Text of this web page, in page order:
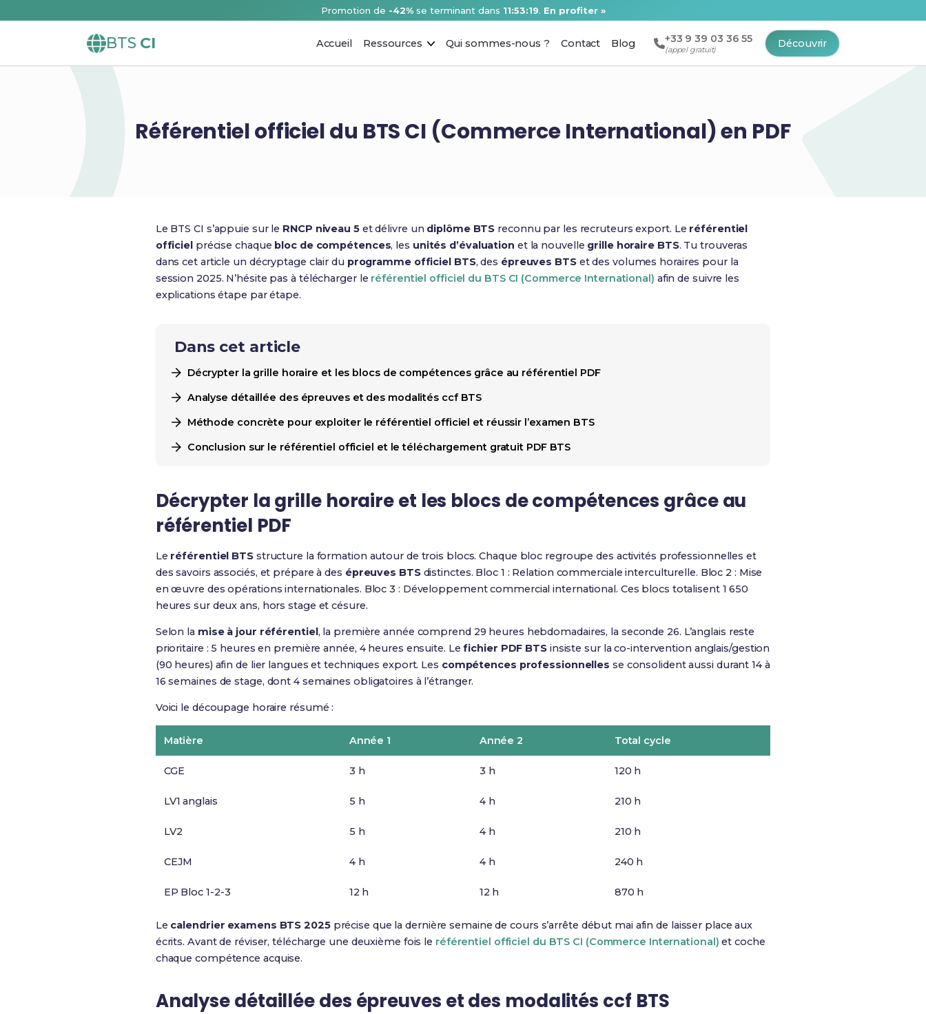
Promotion de -42%se terminant dans 11:53:18. En profiter »
BTS CI Accueil Ressources Qui sommes-nous ? Contact Blog +33 9 39 03 36 55
(appel gratuit)
Découvrir
Référentiel officiel du BTS CI (Commerce International) en PDF
Le BTS CI s’appuie sur le RNCP niveau 5et délivre un diplôme BTS reconnu par les recruteurs export. Le référentiel
officielprécise chaque bloc de compétences, les unités d’évaluation et la nouvelle grille horaire BTS. Tu trouveras
dans cet article un décryptage clair du programme officiel BTS, des épreuves BTSet des volumes horaires pour la
session 2025. N’hésite pas à télécharger le référentiel officiel du BTS CI (Commerce International) afin de suivre les
explications étape par étape.
Dans cet article
Décrypter la grille horaire et les blocs de compétences grâce au référentiel PDF
Analyse détaillée des épreuves et des modalités ccf BTS
Méthode concrète pour exploiter le référentiel officiel et réussir l’examen BTS
Conclusion sur le référentiel officiel et le téléchargement gratuit PDF BTS
Décrypter la grille horaire et les blocs de compétences grâce au
référentiel PDF
Le référentiel BTSstructure la formation autour de trois blocs. Chaque bloc regroupe des activités professionnelles et
des savoirs associés, et prépare à des épreuves BTSdistinctes. Bloc 1 : Relation commerciale interculturelle. Bloc 2 : Mise
en œuvre des opérations internationales. Bloc 3 : Développement commercial international. Ces blocs totalisent 1 650
heures sur deux ans, hors stage et césure.
Selon la mise à jour référentiel, la première année comprend 29 heures hebdomadaires, la seconde 26. L’anglais reste
prioritaire : 5 heures en première année, 4 heures ensuite. Lefichier PDF BTSinsiste sur la co-intervention anglais/gestion
(90 heures) afin de lier langues et techniques export. Les compétences professionnelles se consolident aussi durant 14 à
16 semaines de stage, dont 4 semaines obligatoires à l’étranger.
Voici le découpage horaire résumé :
Matière Année 1 Année 2 Total cycle
CGE 3 h 3 h 120 h
LV1 anglais 5 h 4 h 210 h
LV2 5 h 4 h 210 h
CEJM 4 h 4 h 240 h
EP Bloc 1-2-3 12 h 12 h 870 h
Le calendrier examens BTS 2025précise que la dernière semaine de cours s’arrête début mai afin de laisser place aux
écrits. Avant de réviser, télécharge une deuxième fois le référentiel officiel du BTS CI (Commerce International) et coche
chaque compétence acquise.
Analyse détaillée des épreuves et des modalités ccf BTS